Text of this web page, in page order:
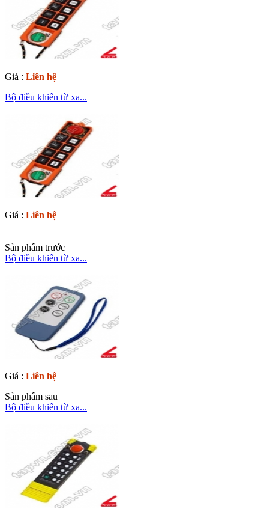
Giá : Liên hệ
Bộ điều khiển từ xa...
Giá : Liên hệ
Sản phẩm trước
Bộ điều khiển từ xa...
Giá : Liên hệ
Sản phẩm sau
Bộ điều khiển từ xa...